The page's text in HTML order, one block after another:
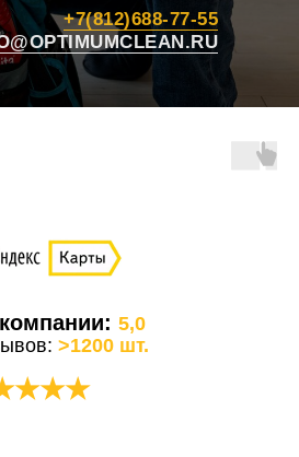
+7(812)688-77-55
компании:5,0
>1200 шт.